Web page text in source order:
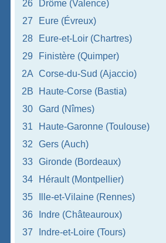
26 Drôme (Valence)
27
Eure (Évreux)
28
Eure-et-Loir (Chartres)
29
Finistère (Quimper)
2A Corse-du-Sud (Ajaccio)
2B
Haute-Corse (Bastia)
30
Gard (Nîmes)
31
Haute-Garonne (Toulouse)
32
Gers (Auch)
33
Gironde (Bordeaux)
34
Hérault (Montpellier)
35
Ille-et-Vilaine (Rennes)
36
Indre (Châteauroux)
37
Indre-et-Loire (Tours)